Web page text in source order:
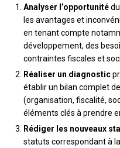
Analyser l’opportunité
les avantages et
en tenant compte
développement, des
contraintes fiscales et
Réaliser un diagnostic
établir un bilan complet
(organisation, fiscalité,
éléments clés à prendre
Rédiger les nouveaux
statuts correspondant à